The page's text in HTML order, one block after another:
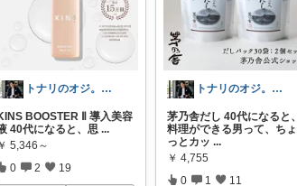
トナリのオジ。 40代からのイケオジ計画
BOOSTER Ⅱ 導入美容
40代になると、思 ...
￥ 5,346～
0 2 19
トナリのオジ。 40代からのイケオジ計画
茅乃舎だし 40代になると、
料理ができる男って、ちょ
っとカッ ...
￥ 4,755
0 1 11